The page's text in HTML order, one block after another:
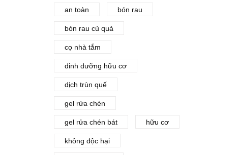
an toàn bón rau
bón rau củ quả
cọ nhà tắm
dinh dưỡng hữu cơ
dịch trùn quế
gel rửa chén
gel rửa chén bát hữu cơ
không độc hại